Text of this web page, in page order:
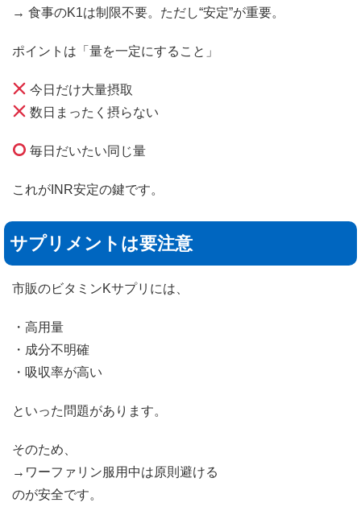
→ 食事のK1は制限不要。ただし“安定”が重要。
ポイントは「量を一定にすること」
今日だけ大量摂取
数日まったく摂らない
毎日だいたい同じ量
これがINR安定の鍵です。
サプリメントは要注意
市販のビタミンKサプリには、
・高用量
・成分不明確
・吸収率が高い
といった問題があります。
そのため、
→ワーファリン服用中は原則避ける
のが安全です。